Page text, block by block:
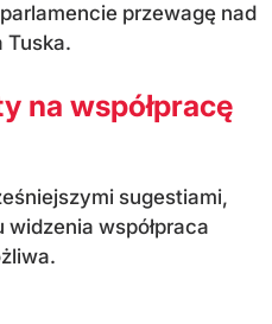
przewagę nad
Tuska.
na współpracę
sugestiami,
widzenia współpraca